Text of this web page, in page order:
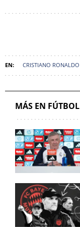
CRISTIANO RONALDO
MÁS EN FÚTBOL